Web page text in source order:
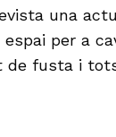
una
per a
de fusta i